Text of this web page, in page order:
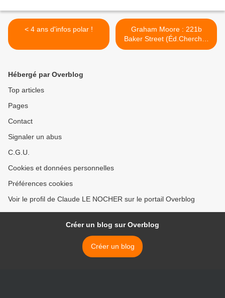
< 4 ans d'infos polar !
Graham Moore : 221b
Baker Street (Éd.Cherche-
Midi, 2012) >
Hébergé par Overblog
Top articles
Pages
Contact
Signaler un abus
C.G.U.
Cookies et données personnelles
Préférences cookies
Voir le profil de Claude LE NOCHER sur le portail Overblog
Créer un blog sur Overblog
Créer un blog